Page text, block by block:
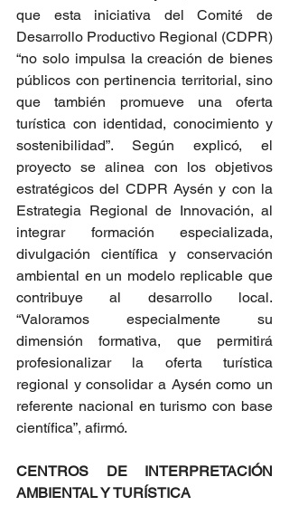
que esta iniciativa del Comité de
Desarrollo Productivo Regional (CDPR)
“no solo impulsa la creación de bienes
públicos con pertinencia territorial, sino
que también promueve una oferta
turística con identidad, conocimiento y
sostenibilidad”. Según explicó, el
proyecto se alinea con los objetivos
estratégicos del CDPR Aysén y con la
Estrategia Regional de Innovación, al
integrar formación especializada,
divulgación científica y conservación
ambiental en un modelo replicable que
contribuye al desarrollo local.
“Valoramos especialmente su
dimensión formativa, que permitirá
profesionalizar la oferta turística
regional y consolidar a Aysén como un
referente nacional en turismo con base
científica”, afirmó.
CENTROS DE INTERPRETACIÓN
AMBIENTAL Y TURÍSTICA